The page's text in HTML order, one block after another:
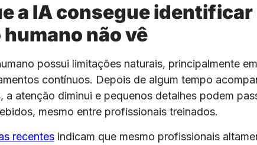
a IA consegue identificar
humano não vê
possui limitações naturais, principalmente em
contínuos. Depois de algum tempo
a atenção diminui e pequenos detalhes podem
mesmo entre profissionais treinados.
recentes indicam que mesmo profissionais